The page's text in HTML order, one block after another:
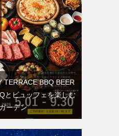
TERRACE BBQ BEER
とビュッフェを楽しむ
ーデン